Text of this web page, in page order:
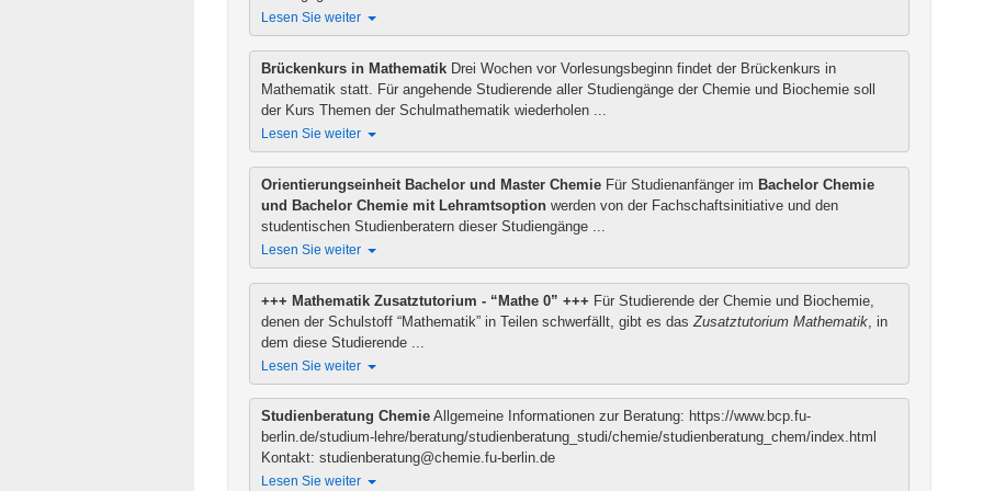
BAföG-Beauftragter Biochemie
Information zur BAföG Beratung finden Sie unter:
Lesen Sie weiter
BAföG-Beauftragter Biochemie
Information zur BAföG Beratung finden Sie unter:
Lesen Sie weiter
Zuletzt geändert am 8. August.Vergabe der Praktikumsplätze ("Tombola")Die Tombola wird am
Freitag, den 14. Oktober um 10 Uhr als WebEx Meeting ...
Beratungsangebote der Biochemie
Der Bereich Biochemie bietet viele Beratungsmöglichkeiten an. Informationen finden Sie hier: ...
Lesen Sie weiter
Lesen Sie weiter
Brückenkurs in Mathematik Drei Wochen vor Vorlesungsbeginn findet der Brückenkurs in
Mathematik statt. Für angehende Studierende aller Studiengänge der Chemie und Biochemie soll
der Kurs Themen der Schulmathematik wiederholen ...
Lesen Sie weiter
Orientierungseinheit Bachelor und Master Chemie Für Studienanfänger im Bachelor Chemie
und Bachelor Chemie mit Lehramtsoption werden von der Fachschaftsinitiative und den
studentischen Studienberatern dieser Studiengänge ...
Lesen Sie weiter
+++ Mathematik Zusatztutorium - “Mathe 0” +++ Für Studierende der Chemie und Biochemie,
denen der Schulstoff “Mathematik” in Teilen schwerfällt, gibt es das Zusatztutorium Mathematik , in
dem diese Studierende ...
Lesen Sie weiter
Studienberatung Chemie Allgemeine Informationen zur Beratung: https://www.bcp.fu-
berlin.de/studium-lehre/beratung/studienberatung_studi/chemie/studienberatung_chem/index.html
Kontakt: studienberatung@chemie.fu-berlin.de
Lesen Sie weiter